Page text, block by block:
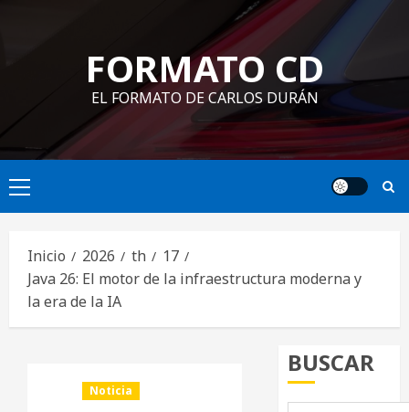
FORMATO CD
EL FORMATO DE CARLOS DURÁN
Menú
principal
Inicio 2026 th
17
Java 26: El motor de la infraestructura moderna y
la era de la IA
Noticia
BUSCAR